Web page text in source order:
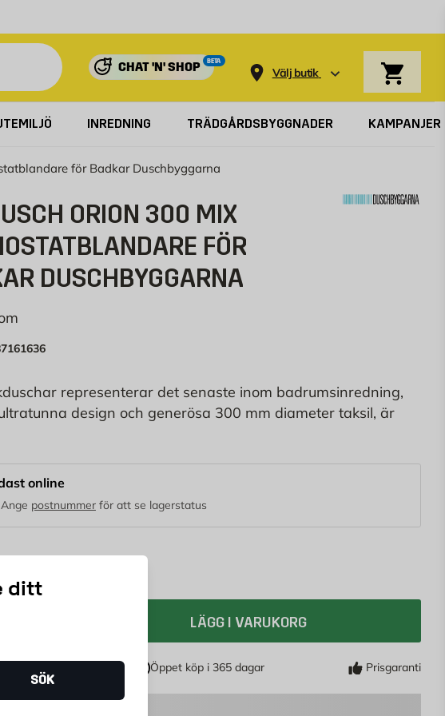
CHAT 'N' SHOP
BETA
Välj butik
ditt
SÖK
INREDNING TRÄDGÅRDSBYGGNADER KAMPANJER
för Badkar Duschbyggarna
ORION 300 MIX
FÖR
DUSCHBYGGARNA
representerar det senaste inom badrumsinredning,
design och generösa 300 mm diameter taksil, är
för alla som uppskattar ett mjukt och skönt duschregn.
matt, kommer din dusch att förvandlas till en lyxig och
upplevelse.
online
Ange postnummerför att se lagerstatus
LÄGG I VARUKORG
Öppet köp i 365 dagar Prisgaranti